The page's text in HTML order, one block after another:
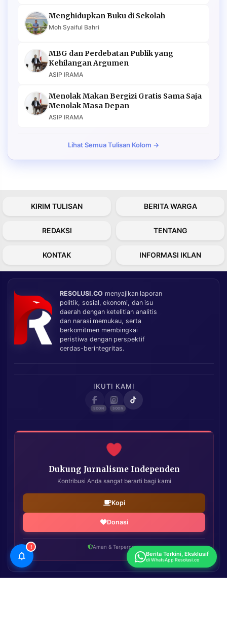
Menghidupkan Buku di Sekolah
Moh Syaiful Bahri
MBG dan Perdebatan Publik yang
Kehilangan Argumen
ASIP IRAMA
Menolak Makan Bergizi Gratis Sama Saja
Menolak Masa Depan
ASIP IRAMA
Lihat Semua Tulisan Kolom →
KIRIM TULISAN BERITA WARGA
REDAKSI TENTANG
KONTAK INFORMASI IKLAN
RESOLUSI.CO menyajikan laporan
politik, sosial, ekonomi, dan isu
daerah dengan ketelitian analitis
dan narasi memukau, serta
berkomitmen membingkai
peristiwa dengan perspektif
cerdas-berintegritas.
IKUTI KAMI
Dukung Jurnalisme Independen
Kontribusi Anda sangat berarti bagi kami
Kopi
Donasi
Aman & Terpercaya
!
Berita Terkini, Eksklusif
di WhatsApp Resolusi.co